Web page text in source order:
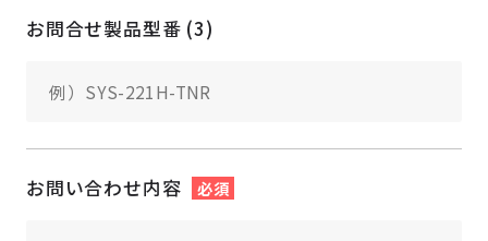
お問合せ製品型番 (3)
お問い合わせ内容 必須